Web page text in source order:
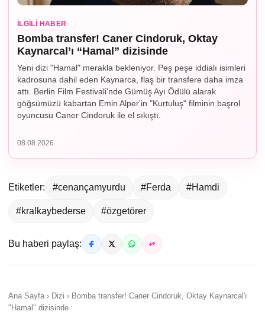
İLGILI HABER
Bomba transfer! Caner Cindoruk, Oktay
Kaynarcal’ı “Hamal” dizisinde
Yeni dizi "Hamal" merakla bekleniyor. Peş peşe iddialı isimleri
kadrosuna dahil eden Kaynarca, flaş bir transfere daha imza
attı. Berlin Film Festivali'nde Gümüş Ayı Ödülü alarak
göğsümüzü kabartan Emin Alper'in "Kurtuluş" filminin başrol
oyuncusu Caner Cindoruk ile el sıkıştı.
08.08.2026
Etiketler: #cenançamyurdu #Ferda #Hamdi
#kralkaybederse #özgetörer
Bu haberi paylaş:
Ana Sayfa › Dizi › Bomba transfer! Caner Cindoruk, Oktay Kaynarcal'ı
"Hamal" dizisinde